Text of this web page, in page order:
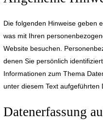
Die folgenden Hinweise geben
was mit Ihren
Website besuchen.
denen Sie persönlich
Informationen zum Thema
unter diesem Text aufgeführten
Datenerfassung